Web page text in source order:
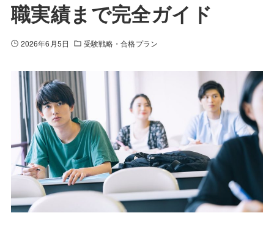
職実績まで完全ガイド
2026年6月5日 受験戦略・合格プラン